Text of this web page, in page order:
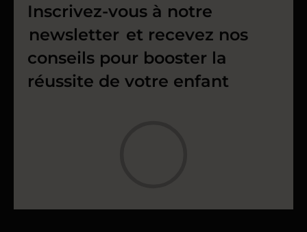
Inscrivez-vous à notre
newsletter et recevez nos
conseils pour booster la
réussite de votre enfant